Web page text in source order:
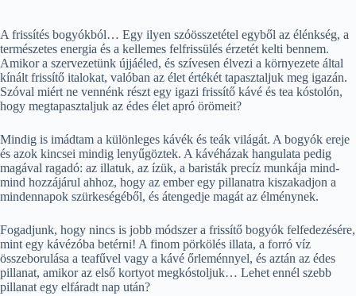
A frissítés bogyókból… Egy ilyen szóösszetétel egyből az élénkség, a
természetes energia és a kellemes felfrissülés érzetét kelti bennem.
Amikor a szervezetünk újjáéled, és szívesen élvezi a környezete által
kínált frissítő italokat, valóban az élet értékét tapasztaljuk meg igazán.
Szóval miért ne vennénk részt egy igazi frissítő kávé és tea kóstolón,
hogy megtapasztaljuk az édes élet apró örömeit?
Mindig is imádtam a különleges kávék és teák világát. A bogyók ereje
és azok kincsei mindig lenyűgöztek. A kávéházak hangulata pedig
magával ragadó: az illatuk, az ízük, a baristák precíz munkája mind-
mind hozzájárul ahhoz, hogy az ember egy pillanatra kiszakadjon a
mindennapok szürkeségéből, és átengedje magát az élménynek.
Fogadjunk, hogy nincs is jobb módszer a frissítő bogyók felfedezésére,
mint egy kávézóba betérni! A finom pörkölés illata, a forró víz
összeborulása a teafűvel vagy a kávé őrleménnyel, és aztán az édes
pillanat, amikor az első kortyot megkóstoljuk… Lehet ennél szebb
pillanat egy elfáradt nap után?